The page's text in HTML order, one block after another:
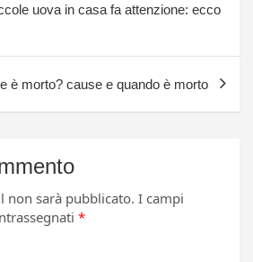
uova in casa fa attenzione: ecco
è morto? cause e quando è morto
non sarà pubblicato. I campi
*